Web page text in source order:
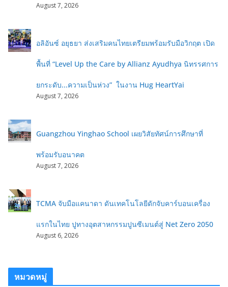
August 7, 2026
อลิอันซ์ อยุธยา ส่งเสริมคนไทยเตรียมพร้อมรับมือวิกฤต เปิด
พื้นที่ “Level Up the Care by Allianz Ayudhya นิทรรศการ
ยกระดับ...ความเป็นห่วง” ในงาน Hug HeartYai
August 7, 2026
Guangzhou Yinghao School เผยวิสัยทัศน์การศึกษาที่
พร้อมรับอนาคต
August 7, 2026
TCMA จับมือแคนาดา ดันเทคโนโลยีดักจับคาร์บอนเครื่อง
แรกในไทย ปูทางอุตสาหกรรมปูนซีเมนต์สู่ Net Zero 2050
August 6, 2026
หมวดหมู่